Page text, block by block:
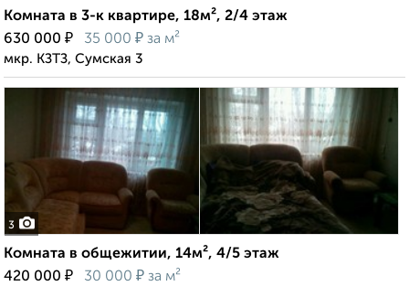
Комната в 3-к квартире, 18м², 2/4 этаж
630 000 ₽ 35 000 ₽ за м²
мкр. КЗТЗ, Сумская 3
3
Комната в общежитии, 14м², 4/5 этаж
420 000 ₽ 30 000 ₽ за м²